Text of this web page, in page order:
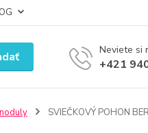
Neviete si
+421
SVIEČKOVÝ POHON